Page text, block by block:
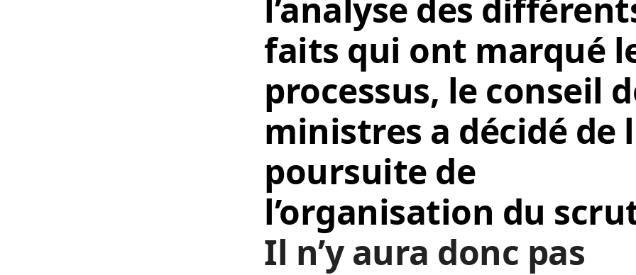
l’analyse des
faits qui ont marqué
processus, le conseil
ministres a décidé de
poursuite de
l’organisation du
Il n’y aura donc pas